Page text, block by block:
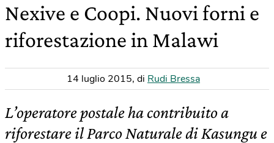
Nexive e Coopi. Nuovi forni e
riforestazione in Malawi
14 luglio 2015, di Rudi Bressa
L’operatore postale ha contribuito a
riforestare il Parco Naturale di Kasungu e